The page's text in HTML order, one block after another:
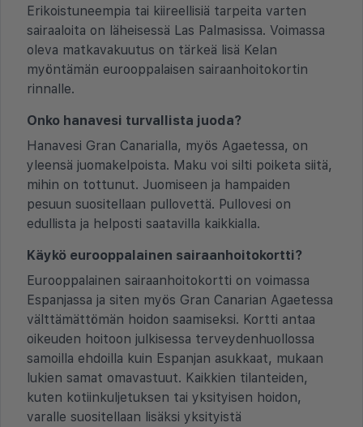
Erikoistuneempia tai kiireellisiä tarpeita varten
sairaaloita on läheisessä Las Palmasissa. Voimassa
oleva matkavakuutus on tärkeä lisä Kelan
myöntämän eurooppalaisen sairaanhoitokortin
rinnalle.
Onko hanavesi turvallista juoda?
Hanavesi Gran Canarialla, myös Agaetessa, on
yleensä juomakelpoista. Maku voi silti poiketa siitä,
mihin on tottunut. Juomiseen ja hampaiden
pesuun suositellaan pullovettä. Pullovesi on
edullista ja helposti saatavilla kaikkialla.
Käykö eurooppalainen sairaanhoitokortti?
Eurooppalainen sairaanhoitokortti on voimassa
Espanjassa ja siten myös Gran Canarian Agaetessa
välttämättömän hoidon saamiseksi. Kortti antaa
oikeuden hoitoon julkisessa terveydenhuollossa
samoilla ehdoilla kuin Espanjan asukkaat, mukaan
lukien samat omavastuut. Kaikkien tilanteiden,
kuten kotiinkuljetuksen tai yksityisen hoidon,
varalle suositellaan lisäksi yksityistä